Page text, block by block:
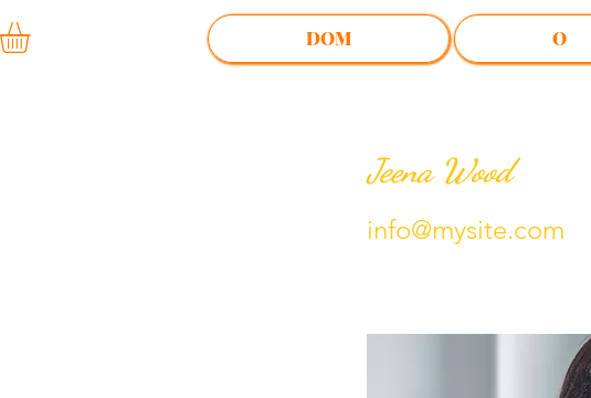
DOM O
Jeena Wood
info@mysite.com